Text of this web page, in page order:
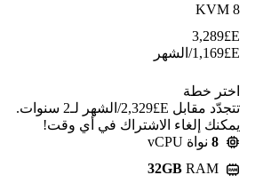
KVM 8
E£
3,289
E£
1,169/الشهر
اختر خطة
تتجدّد مقابل E£⁦2,329⁩/الشهر لـ2 سنوات.
يمكنك إلغاء الاشتراك في أي وقت!
8 نواة vCPU
32GB RAM